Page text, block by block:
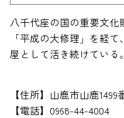
八千代座の国の重要文化
「平成の大修理」を経
屋として活き続けている。
【住所】山鹿市山鹿1499
【電話】0968-44-4004